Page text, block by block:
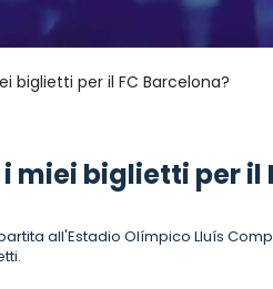
biglietti per il FC Barcelona?
miei biglietti per il
all'Estadio Olímpico Lluís